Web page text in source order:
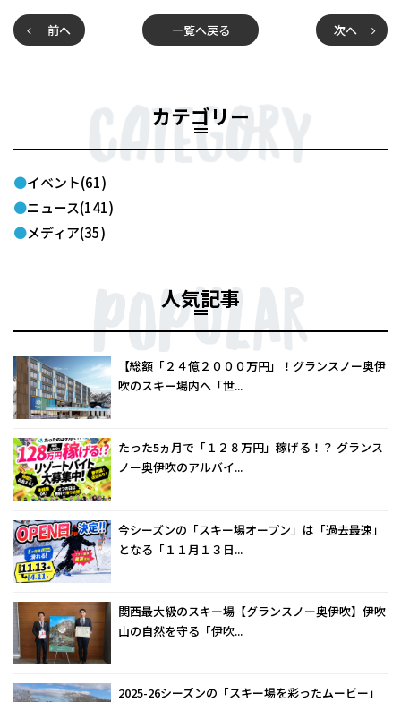
前へ 一覧へ戻る 次へ
カテゴリー
イベント(61)
ニュース(141)
メディア(35)
人気記事
【総額「２４億２０００万円」！グランスノー奥伊
吹のスキー場内へ「世...
たった5ヵ月で「１２８万円」稼げる！？ グランス
ノー奥伊吹のアルバイ...
今シーズンの「スキー場オープン」は「過去最速」
となる「１１月１３日...
関西最大級のスキー場【グランスノー奥伊吹】伊吹
山の自然を守る「伊吹...
2025-26シーズンの「スキー場を彩ったムービー」